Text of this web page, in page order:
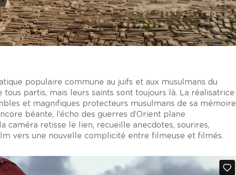
populaire commune au juifs et aux musulmans du
tous partis, mais leurs saints sont toujours là. La réalisatrice
et magnifiques protecteurs musulmans de sa mémoire
béante, l’écho des guerres d’Orient plane
caméra retisse le lien, recueille anecdotes, sourires,
vers une nouvelle complicité entre filmeuse et filmés.